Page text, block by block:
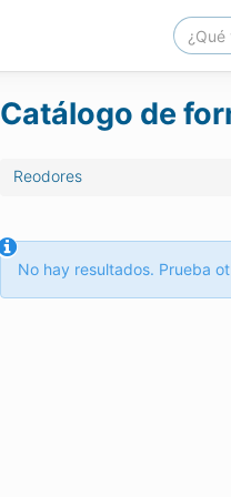
Catálogo de
Reodores
No hay resultados. Prueba